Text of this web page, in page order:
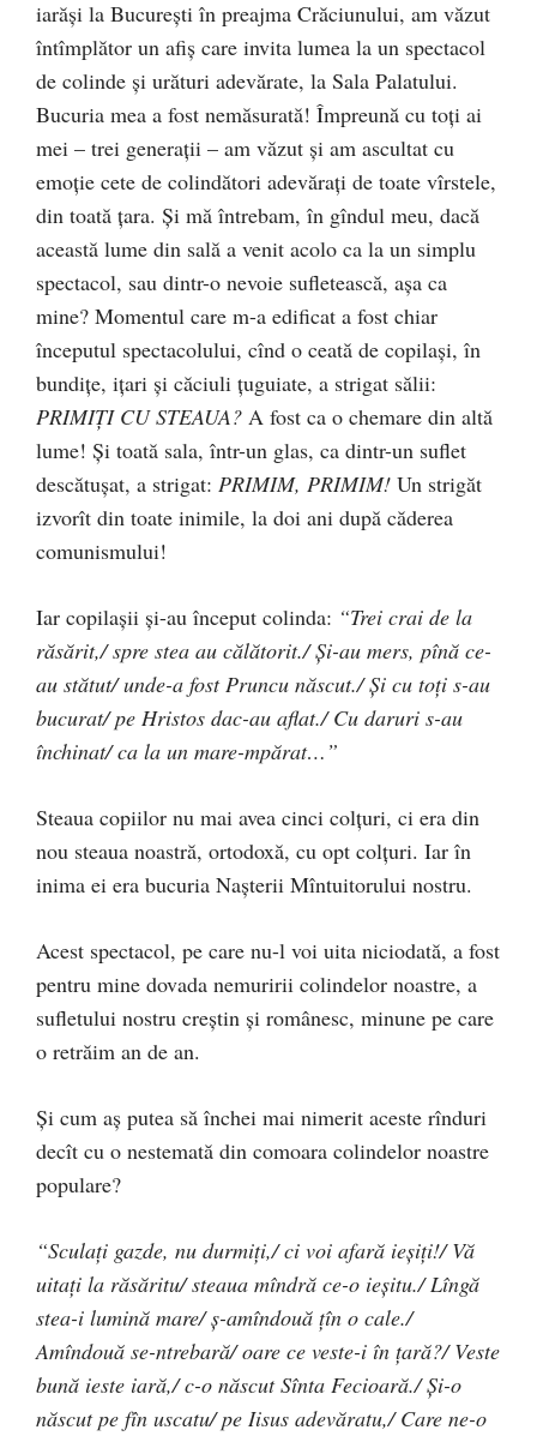
iarăşi la Bucureşti în preajma Crăciunului, am văzut
întîmplător un afiş care invita lumea la un spectacol
de colinde şi urături adevărate, la Sala Palatului.
Bucuria mea a fost nemăsurată! Împreună cu toţi ai
mei – trei generaţii – am văzut şi am ascultat cu
emoţie cete de colindători adevăraţi de toate vîrstele,
din toată ţara. Şi mă întrebam, în gîndul meu, dacă
această lume din sală a venit acolo ca la un simplu
spectacol, sau dintr-o nevoie sufletească, aşa ca
mine? Momentul care m-a edificat a fost chiar
începutul spectacolului, cînd o ceată de copilaşi, în
bundiţe, iţari şi căciuli ţuguiate, a strigat sălii:
PRIMIŢI CU STEAUA? A fost ca o chemare din altă
lume! Şi toată sala, într-un glas, ca dintr-un suflet
descătuşat, a strigat: PRIMIM, PRIMIM! Un strigăt
izvorît din toate inimile, la doi ani după căderea
comunismului!
Iar copilaşii şi-au început colinda: “Trei crai de la
răsărit,/ spre stea au călătorit./ Şi-au mers, pînă ce-
au stătut/ unde-a fost Pruncu născut./ Şi cu toţi s-au
bucurat/ pe Hristos dac-au aflat./ Cu daruri s-au
închinat/ ca la un mare-mpărat…”
Steaua copiilor nu mai avea cinci colţuri, ci era din
nou steaua noastră, ortodoxă, cu opt colţuri. Iar în
inima ei era bucuria Naşterii Mîntuitorului nostru.
Acest spectacol, pe care nu-l voi uita niciodată, a fost
pentru mine dovada nemuririi colindelor noastre, a
sufletului nostru creştin şi românesc, minune pe care
o retrăim an de an.
Şi cum aş putea să închei mai nimerit aceste rînduri
decît cu o nestemată din comoara colindelor noastre
populare?
“Sculaţi gazde, nu durmiţi,/ ci voi afară ieşiţi!/ Vă
uitaţi la răsăritu/ steaua mîndră ce-o ieşitu./ Lîngă
stea-i lumină mare/ ş-amîndouă ţîn o cale./
Amîndouă se-ntrebară/ oare ce veste-i în ţară?/ Veste
bună ieste iară,/ c-o născut Sînta Fecioară./ Şi-o
născut pe fîn uscatu/ pe Iisus adevăratu,/ Care ne-o